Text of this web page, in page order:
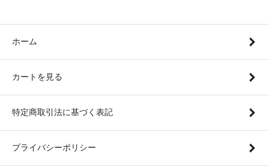
ホーム
カートを見る
特定商取引法に基づく表記
プライバシーポリシー